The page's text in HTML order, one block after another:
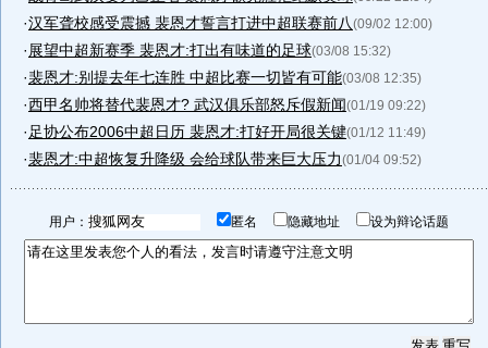
·汉军聋校感受震撼 裴恩才誓言打进中超联赛前八(09/02 12:00)
· 展望中超新赛季 裴恩才:打出有味道的足球(03/08 15:32)
·裴恩才:别提去年七连胜 中超比赛一切皆有可能(03/08 12:35)
·西甲名帅将替代裴恩才? 武汉俱乐部怒斥假新闻(01/19 09:22)
· 足协公布2006中超日历 裴恩才:打好开局很关键(01/12 11:49)
·裴恩才:中超恢复升降级 会给球队带来巨大压力(01/04 09:52)
用户： 匿名 隐藏地址 设为辩论话题